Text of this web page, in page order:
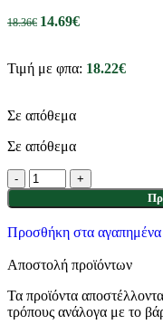
18.36€ 14.69€
Τιμή με φπα: 18.22€
Σε απόθεμα
Σε απόθεμα
Προσθήκη στα αγαπημένα
Αποστολή προϊόντων
Τα προϊόντα
τρόπους ανάλογα με το